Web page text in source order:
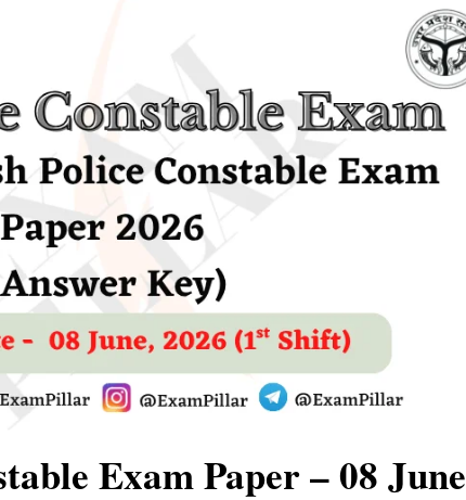
Exam Paper – 08 June